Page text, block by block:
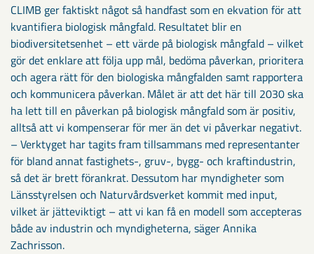
CLIMB ger faktiskt något så handfast som en ekvation för att
kvantifiera biologisk mångfald. Resultatet blir en
biodiversitetsenhet – ett värde på biologisk mångfald – vilket
gör det enklare att följa upp mål, bedöma påverkan, prioritera
och agera rätt för den biologiska mångfalden samt rapportera
och kommunicera påverkan. Målet är att det här till 2030 ska
ha lett till en påverkan på biologisk mångfald som är positiv,
alltså att vi kompenserar för mer än det vi påverkar negativt.
– Verktyget har tagits fram tillsammans med representanter
för bland annat fastighets-, gruv-, bygg- och kraftindustrin,
så det är brett förankrat. Dessutom har myndigheter som
Länsstyrelsen och Naturvårdsverket kommit med input,
vilket är jätteviktigt – att vi kan få en modell som accepteras
både av industrin och myndigheterna, säger Annika
Zachrisson.